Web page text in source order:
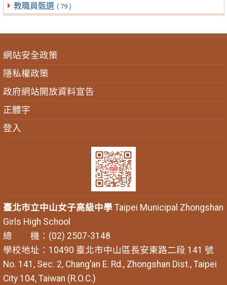
教職員甄選 ( 79 )
網站安全政策
隱私權政策
政府網站開放資料宣告
正體字
登入
臺北市立中山女子高級中學Taipei Municipal Zhongshan
Girls High School
總 機：(02) 2507-3148
學校地址：10490 臺北市中山區長安東路二段 141 號
No. 141, Sec. 2, Chang’an E. Rd., Zhongshan Dist., Taipei
City 104, Taiwan (R.O.C.)